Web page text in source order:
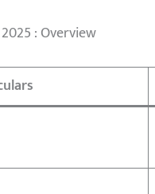
: Overview